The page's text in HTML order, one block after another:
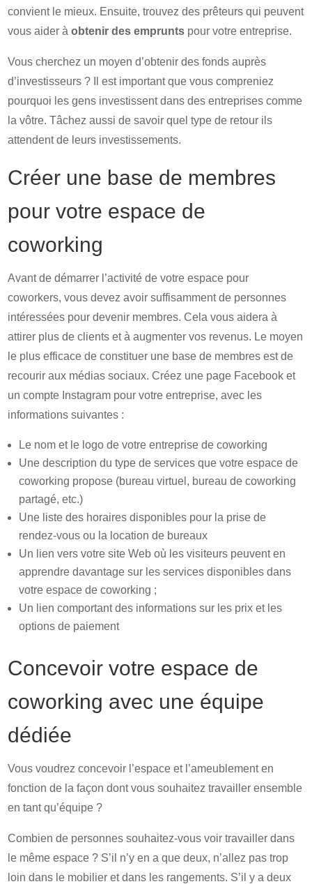
convient le mieux. Ensuite, trouvez des prêteurs qui peuvent
vous aider àobtenir des emprunts pour votre entreprise.
Vous cherchez un moyen d’obtenir des fonds auprès
d’investisseurs ? Il est important que vous compreniez
pourquoi les gens investissent dans des entreprises comme
la vôtre. Tâchez aussi de savoir quel type de retour ils
attendent de leurs investissements.
Créer une base de membres
pour votre espace de
coworking
Avant de démarrer l’activité de votre espace pour
coworkers, vous devez avoir suffisamment de personnes
intéressées pour devenir membres. Cela vous aidera à
attirer plus de clients et à augmenter vos revenus. Le moyen
le plus efficace de constituer une base de membres est de
recourir aux médias sociaux. Créez une page Facebook et
un compte Instagram pour votre entreprise, avec les
informations suivantes :
Le nom et le logo de votre entreprise de coworking
Une description du type de services que votre espace de
coworking propose (bureau virtuel, bureau de coworking
partagé, etc.)
Une liste des horaires disponibles pour la prise de
rendez-vous ou la location de bureaux
Un lien vers votre site Web où les visiteurs peuvent en
apprendre davantage sur les services disponibles dans
votre espace de coworking ;
Un lien comportant des informations sur les prix et les
options de paiement
Concevoir votre espace de
coworking avec une équipe
dédiée
Vous voudrez concevoir l’espace et l’ameublement en
fonction de la façon dont vous souhaitez travailler ensemble
en tant qu’équipe ?
Combien de personnes souhaitez-vous voir travailler dans
le même espace ? S’il n’y en a que deux, n’allez pas trop
loin dans le mobilier et dans les rangements. S’il y a deux